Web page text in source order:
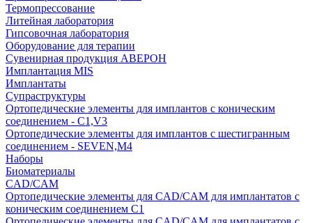
Термопрессование
Литейная лаборатория
Гипсовочная лаборатория
Оборудование для терапии
Сувенирная продукция АВЕРОН
Имплантация MIS
Имплантаты
Супраструктуры
Ортопедические элементы для имплантов с коническим
соединением - C1,V3
Ортопедические элементы для имплантов с шестигранным
соединением - SEVEN,M4
Наборы
Биоматериалы
CAD/CAM
Ортопедические элементы для CAD/CAM для имплантатов с
коническим соединением С1